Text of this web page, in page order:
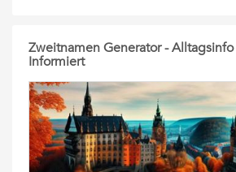
Zweitnamen Generator -
Informiert